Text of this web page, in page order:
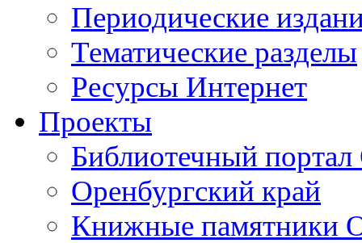
Периодические
Тематические разделы
Ресурсы Интернет
Проекты
Библиотечный портал
Оренбургский край
Книжные памятники